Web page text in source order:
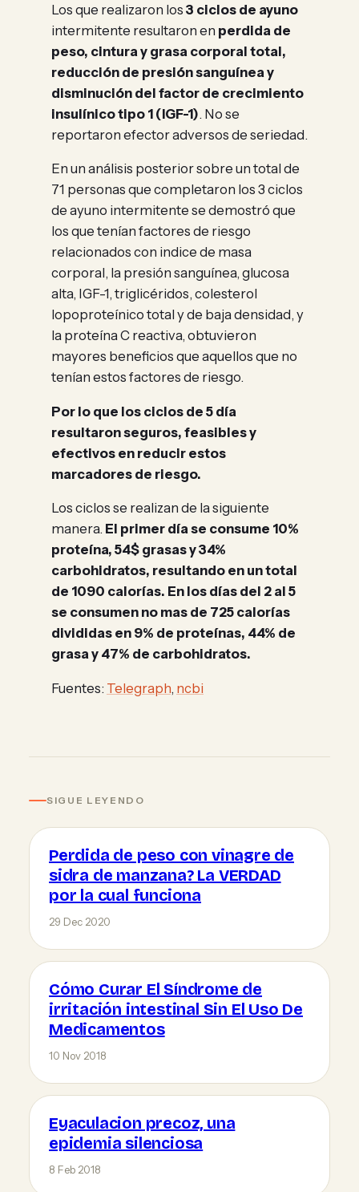
Los que realizaron los 3 ciclos de ayuno
intermitente resultaron en perdida de
peso, cintura y grasa corporal total,
reducción de presión sanguínea y
disminución del factor de crecimiento
insulínico tipo 1 (IGF-1). No se
reportaron efector adversos de seriedad.
En un análisis posterior sobre un total de
71 personas que completaron los 3 ciclos
de ayuno intermitente se demostró que
los que tenían factores de riesgo
relacionados con indice de masa
corporal, la presión sanguínea, glucosa
alta, IGF-1, triglicéridos, colesterol
lopoproteínico total y de baja densidad, y
la proteína C reactiva, obtuvieron
mayores beneficios que aquellos que no
tenían estos factores de riesgo.
Por lo que los ciclos de 5 día
resultaron seguros, feasibles y
efectivos en reducir estos
marcadores de riesgo.
Los ciclos se realizan de la siguiente
manera. El primer día se consume 10%
proteína, 54$ grasas y 34%
carbohidratos, resultando en un total
de 1090 calorías. En los días del 2 al 5
se consumen no mas de 725 calorías
divididas en 9% de proteínas, 44% de
grasa y 47% de carbohidratos.
Fuentes: Telegraph, ncbi
SIGUE LEYENDO
Perdida de peso con vinagre de
sidra de manzana? La VERDAD
por la cual funciona
29 Dec 2020
Cómo Curar El Síndrome de
irritación intestinal Sin El Uso De
Medicamentos
10 Nov 2018
Eyaculacion precoz, una
epidemia silenciosa
8 Feb 2018